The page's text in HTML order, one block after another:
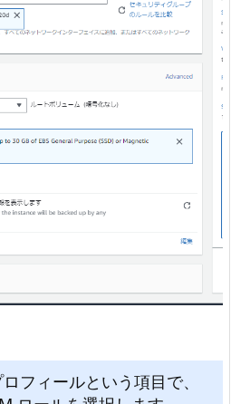
フィールという項目で、